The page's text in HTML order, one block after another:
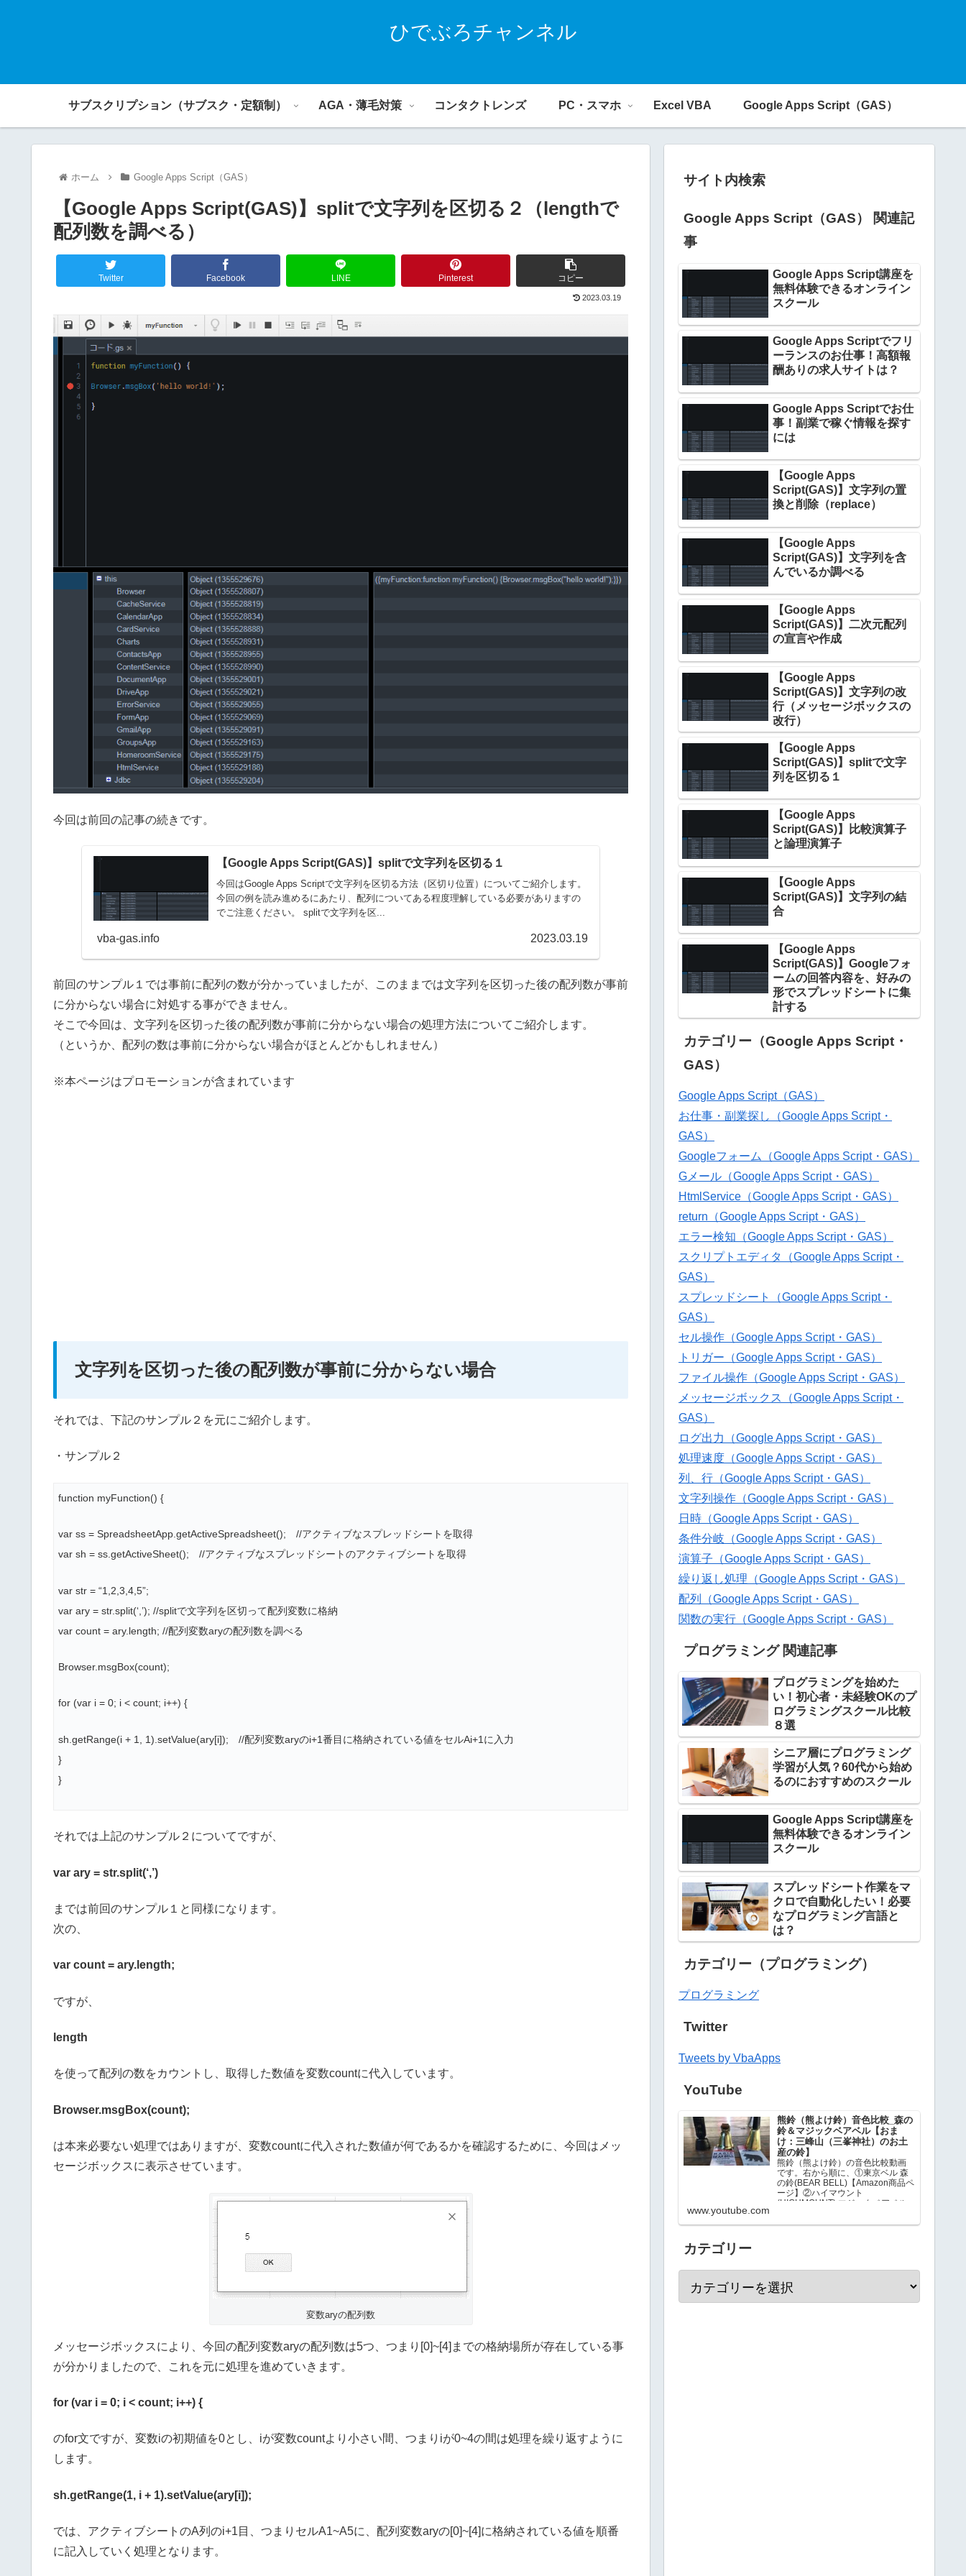
ひでぶろチャンネル
サブスクリプション（サブスク・定額制） AGA・薄毛対策 コンタクトレンズ PC・スマホ Excel VBA Google Apps Script（GAS）
ホーム Google Apps Script（GAS）
【Google Apps Script(GAS)】splitで文字列を区切る２（lengthで
配列数を調べる）
Twitter Facebook LINE Pinterest コピー
2023.03.19
今回は前回の記事の続きです。
【Google Apps Script(GAS)】splitで文字列を区切る１
今回はGoogle Apps Scriptで文字列を区切る方法（区切り位置）についてご紹介します。
今回の例を読み進めるにあたり、配列についてある程度理解している必要がありますの
でご注意ください。 splitで文字列を区...
vba-gas.info 2023.03.19
前回のサンプル１では事前に配列の数が分かっていましたが、このままでは文字列を区切った後の配列数が事前
に分からない場合に対処する事ができません。
そこで今回は、文字列を区切った後の配列数が事前に分からない場合の処理方法についてご紹介します。
（というか、配列の数は事前に分からない場合がほとんどかもしれません）
※本ページはプロモーションが含まれています
文字列を区切った後の配列数が事前に分からない場合
それでは、下記のサンプル２を元にご紹介します。
・サンプル２
function myFunction() {
var ss = SpreadsheetApp.getActiveSpreadsheet(); //アクティブなスプレッドシートを取得
var sh = ss.getActiveSheet(); //アクティブなスプレッドシートのアクティブシートを取得
var str = “1,2,3,4,5”;
var ary = str.split(‘,’); //splitで文字列を区切って配列変数に格納
var count = ary.length; //配列変数aryの配列数を調べる
Browser.msgBox(count);
for (var i = 0; i < count; i++) {
sh.getRange(i + 1, 1).setValue(ary[i]); //配列変数aryのi+1番目に格納されている値をセルAi+1に入力
}
}
それでは上記のサンプル２についてですが、
var ary = str.split(‘,’)
までは前回のサンプル１と同様になります。
次の、
var count = ary.length;
ですが、
length
を使って配列の数をカウントし、取得した数値を変数countに代入しています。
Browser.msgBox(count);
は本来必要ない処理ではありますが、変数countに代入された数値が何であるかを確認するために、今回はメッ
セージボックスに表示させています。
変数aryの配列数
メッセージボックスにより、今回の配列変数aryの配列数は5つ、つまり[0]~[4]までの格納場所が存在している事
が分かりましたので、これを元に処理を進めていきます。
for (var i = 0; i < count; i++) {
のfor文ですが、変数iの初期値を0とし、iが変数countより小さい間、つまりiが0~4の間は処理を繰り返すように
します。
sh.getRange(1, i + 1).setValue(ary[i]);
では、アクティブシートのA列のi+1目、つまりセルA1~A5に、配列変数aryの[0]~[4]に格納されている値を順番
に記入していく処理となります。
サイト内検索
Google Apps Script（GAS） 関連記
事
Google Apps Script講座を
無料体験できるオンライン
スクール
Google Apps Scriptでフリ
ーランスのお仕事！高額報
酬ありの求人サイトは？
Google Apps Scriptでお仕
事！副業で稼ぐ情報を探す
には
【Google Apps
Script(GAS)】文字列の置
換と削除（replace）
【Google Apps
Script(GAS)】文字列を含
んでいるか調べる
【Google Apps
Script(GAS)】二次元配列
の宣言や作成
【Google Apps
Script(GAS)】文字列の改
行（メッセージボックスの
改行）
【Google Apps
Script(GAS)】splitで文字
列を区切る１
【Google Apps
Script(GAS)】比較演算子
と論理演算子
【Google Apps
Script(GAS)】文字列の結
合
【Google Apps
Script(GAS)】Googleフォ
ームの回答内容を、好みの
形でスプレッドシートに集
計する
カテゴリー（Google Apps Script・
GAS）
Google Apps Script（GAS）
お仕事・副業探し（Google Apps Script・
GAS）
Googleフォーム（Google Apps Script・GAS）
Gメール（Google Apps Script・GAS）
HtmlService（Google Apps Script・GAS）
return（Google Apps Script・GAS）
エラー検知（Google Apps Script・GAS）
スクリプトエディタ（Google Apps Script・
GAS）
スプレッドシート（Google Apps Script・
GAS）
セル操作（Google Apps Script・GAS）
トリガー（Google Apps Script・GAS）
ファイル操作（Google Apps Script・GAS）
メッセージボックス（Google Apps Script・
GAS）
ログ出力（Google Apps Script・GAS）
処理速度（Google Apps Script・GAS）
列、行（Google Apps Script・GAS）
文字列操作（Google Apps Script・GAS）
日時（Google Apps Script・GAS）
条件分岐（Google Apps Script・GAS）
演算子（Google Apps Script・GAS）
繰り返し処理（Google Apps Script・GAS）
配列（Google Apps Script・GAS）
関数の実行（Google Apps Script・GAS）
プログラミング 関連記事
プログラミングを始めた
い！初心者・未経験OKのプ
ログラミングスクール比較
８選
シニア層にプログラミング
学習が人気？60代から始め
るのにおすすめのスクール
Google Apps Script講座を
無料体験できるオンライン
スクール
スプレッドシート作業をマ
クロで自動化したい！必要
なプログラミング言語と
は？
カテゴリー（プログラミング）
プログラミング
Twitter
Tweets by VbaApps
YouTube
熊鈴（熊よけ鈴）音色比較_森の
鈴＆マジックベアベル【おま
け：三峰山（三峯神社）のお土
産の鈴】
熊鈴（熊よけ鈴）の音色比較動画
です。右から順に、①東京ベル 森
の鈴(BEAR BELL)【Amazon商品ペ
ージ】②ハイマウント
(HIGHMOUNT) マジックベアベル
（三峯神社）のお土産…
www.youtube.com
カテゴリー